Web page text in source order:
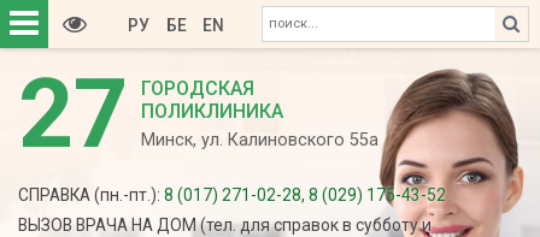
27
ГОРОДСКАЯ
ПОЛИКЛИНИКА
Минск, ул. Калиновского 55а
РУ БЕ EN
СПРАВКА (пн.-пт.): 8 (017) 271-02-28, 8 (029) 175-43-52
ВЫЗОВ ВРАЧА НА ДОМ (тел. для справок в субботу и